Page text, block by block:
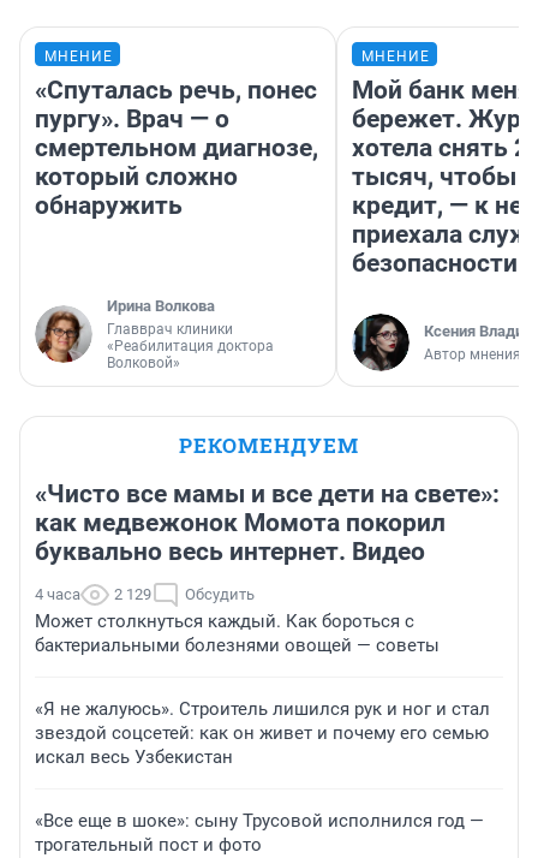
МНЕНИЕ
«Спуталась речь, понес
пургу». Врач — о
смертельном диагнозе,
который сложно
обнаружить
Ирина Волкова
Главврач клиники
«Реабилитация доктора
Волковой»
МНЕНИЕ
Мой банк меня
бережет.
хотела снять
тысяч, чтобы
кредит, — к
приехала
безопасности
Ксения
Автор мнения
РЕКОМЕНДУЕМ
«Чисто все мамы и все дети на свете»:
как медвежонок Момота покорил
буквально весь интернет. Видео
4 часа 2 129 Обсудить
Может столкнуться каждый. Как бороться с
бактериальными болезнями овощей — советы
«Я не жалуюсь». Строитель лишился рук и ног и стал
звездой соцсетей: как он живет и почему его семью
искал весь Узбекистан
«Все еще в шоке»: сыну Трусовой исполнился год —
трогательный пост и фото